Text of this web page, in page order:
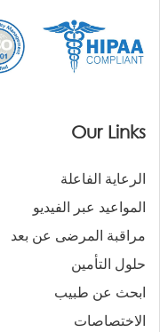
Our Links
الرعاية الفاعلة
المواعيد عبر الفيديو
مراقبة المرضى عن بعد
حلول التأمين
ابحث عن طبيب
الاختصاصات